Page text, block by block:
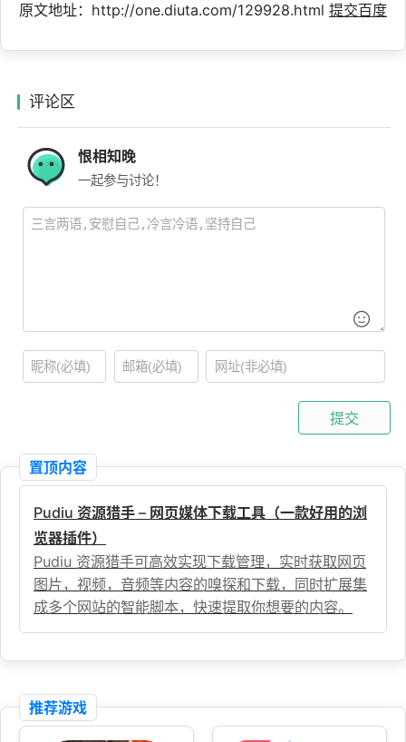
原文地址：http://one.diuta.com/129928.html 提交百度
评论区
恨相知晚
一起参与讨论！
提交
置顶内容
Pudiu 资源猎手 – 网页媒体下载工具（一款好用的浏
览器插件）
Pudiu 资源猎手可高效实现下载管理，实时获取网页
图片，视频，音频等内容的嗅探和下载，同时扩展集
成多个网站的智能脚本，快速提取你想要的内容。
推荐游戏